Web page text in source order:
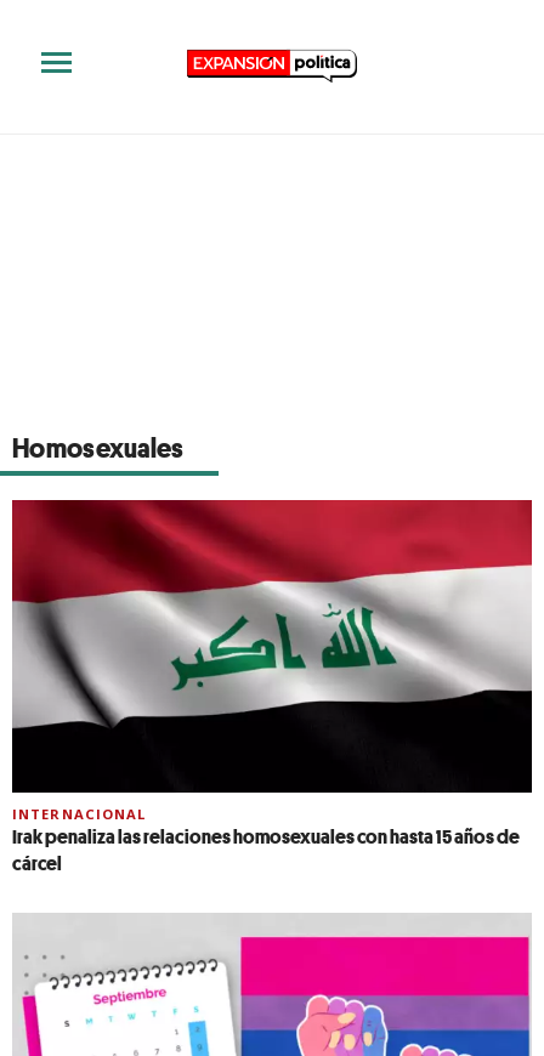
Homosexuales
INTERNACIONAL
Irak penaliza las relaciones homosexuales con hasta 15 años de
cárcel